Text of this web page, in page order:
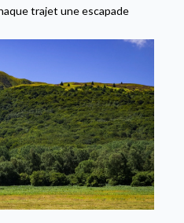
trajet une escapade